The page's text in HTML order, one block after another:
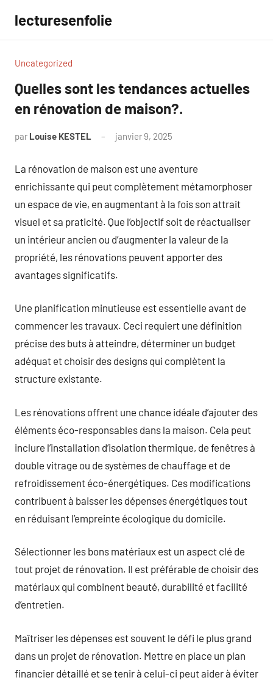
contenu
lecturesenfolie
Uncategorized
Quelles sont les tendances actuelles
en rénovation de maison?.
par Louise KESTEL janvier 9, 2025
La rénovation de maison est une aventure
enrichissante qui peut complètement métamorphoser
un espace de vie, en augmentant à la fois son attrait
visuel et sa praticité. Que l’objectif soit de réactualiser
un intérieur ancien ou d’augmenter la valeur de la
propriété, les rénovations peuvent apporter des
avantages significatifs.
Une planification minutieuse est essentielle avant de
commencer les travaux. Ceci requiert une définition
précise des buts à atteindre, déterminer un budget
adéquat et choisir des designs qui complètent la
structure existante.
Les rénovations offrent une chance idéale d’ajouter des
éléments éco-responsables dans la maison. Cela peut
inclure l’installation d’isolation thermique, de fenêtres à
double vitrage ou de systèmes de chauffage et de
refroidissement éco-énergétiques. Ces modifications
contribuent à baisser les dépenses énergétiques tout
en réduisant l’empreinte écologique du domicile.
Sélectionner les bons matériaux est un aspect clé de
tout projet de rénovation. Il est préférable de choisir des
matériaux qui combinent beauté, durabilité et facilité
d’entretien.
Maîtriser les dépenses est souvent le défi le plus grand
dans un projet de rénovation. Mettre en place un plan
financier détaillé et se tenir à celui-ci peut aider à éviter